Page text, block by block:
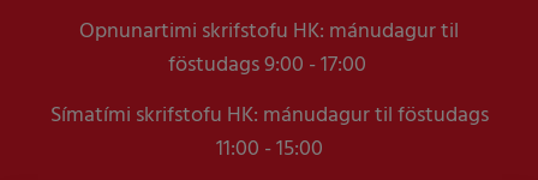
Opnunartimi skrifstofu HK: mánudagur til
föstudags 9:00 - 17:00
Símatími skrifstofu HK: mánudagur til föstudags
11:00 - 15:00